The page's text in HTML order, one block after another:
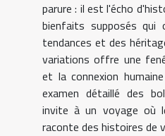
parure : il est l'écho
bienfaits supposés qui
tendances et des
variations offre une
et la connexion
examen détaillé des
invite à un voyage où
raconte des histoires de